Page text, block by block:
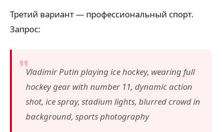
Третий вариант — профессиональный спорт.
Запрос:
Vladimir Putin playing ice hockey, wearing full
hockey gear with number 11, dynamic action
shot, ice spray, stadium lights, blurred crowd in
background, sports photography